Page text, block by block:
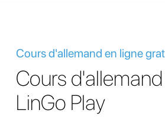
Cours d'allemand en ligne
Cours
LinGo Play